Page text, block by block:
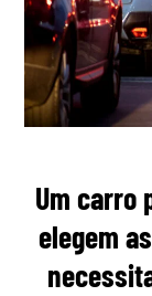
Um carro
elegem